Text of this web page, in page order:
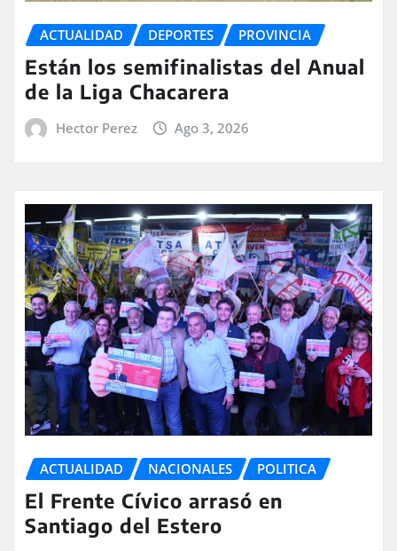
ACTUALIDAD DEPORTES PROVINCIA
Están los semifinalistas del Anual
de la Liga Chacarera
Hector Perez Ago 3, 2026
ACTUALIDAD NACIONALES POLITICA
El Frente Cívico arrasó en
Santiago del Estero